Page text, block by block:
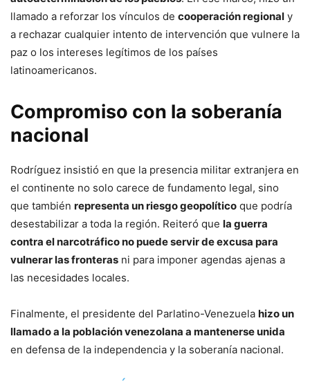
llamado a reforzar los vínculos de cooperación regional y
a rechazar cualquier intento de intervención que vulnere la
paz o los intereses legítimos de los países
latinoamericanos.
Compromiso con la soberanía
nacional
Rodríguez insistió en que la presencia militar extranjera en
el continente no solo carece de fundamento legal, sino
que también representa un riesgo geopolítico que podría
desestabilizar a toda la región. Reiteró que la guerra
contra el narcotráfico no puede servir de excusa para
vulnerar las fronteras ni para imponer agendas ajenas a
las necesidades locales.
Finalmente, el presidente del Parlatino-Venezuela hizo un
llamado a la población venezolana a mantenerse unida
en defensa de la independencia y la soberanía nacional.